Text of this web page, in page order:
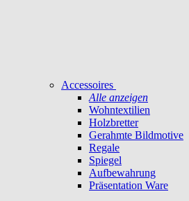
Accessoires
Alle anzeigen
Wohntextilien
Holzbretter
Gerahmte Bildmotive
Regale
Spiegel
Aufbewahrung
Präsentation Ware